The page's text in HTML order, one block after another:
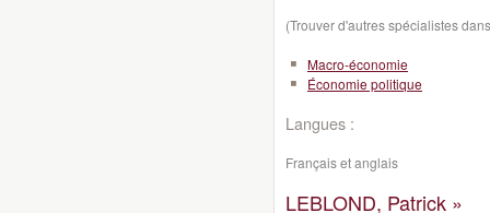
(Trouver d'autres spécialistes
Macro-économie
Économie politique
Langues :
Français et anglais
LEBLOND, Patrick »